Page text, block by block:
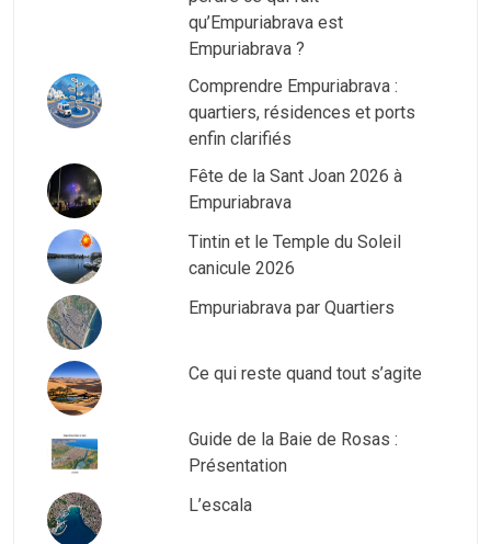
qu’Empuriabrava est
Empuriabrava ?
Comprendre Empuriabrava :
quartiers, résidences et ports
enfin clarifiés
Fête de la Sant Joan 2026 à
Empuriabrava
Tintin et le Temple du Soleil
canicule 2026
Empuriabrava par Quartiers
Ce qui reste quand tout s’agite
Guide de la Baie de Rosas :
Présentation
L’escala